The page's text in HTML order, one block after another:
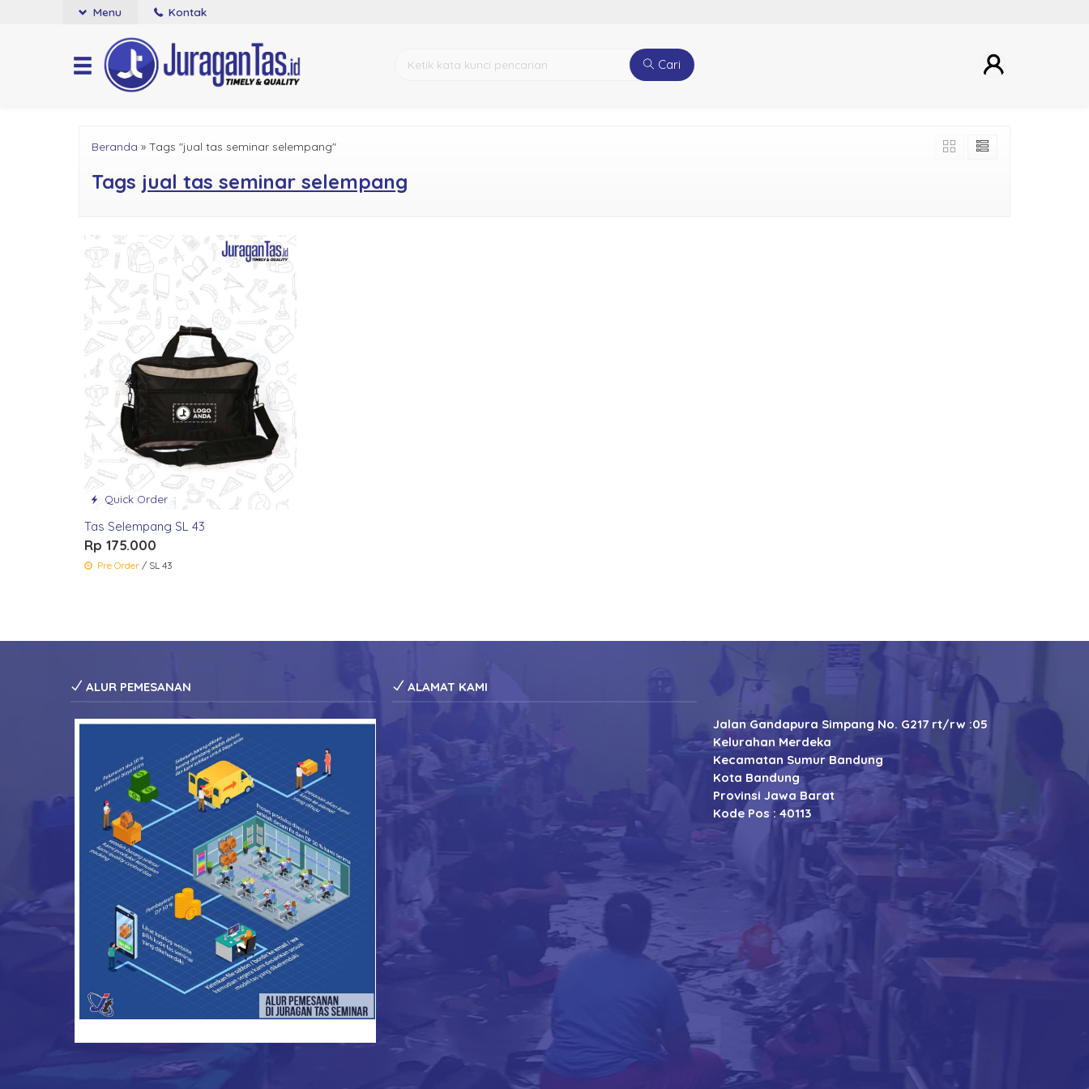
Menu Kontak
Cari
Beranda » Tags "jual tas seminar selempang"
Tags jual tas seminar selempang
Quick Order
Tas Selempang SL 43
Rp 175.000
Pre Order / SL 43
ALUR PEMESANAN ALAMAT KAMI
Jalan Gandapura Simpang No. G217 rt/rw :05
Kelurahan Merdeka
Kecamatan Sumur Bandung
Kota Bandung
Provinsi Jawa Barat
Kode Pos : 40113